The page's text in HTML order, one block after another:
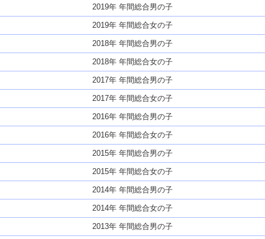
2019年 年間総合男の子
2019年 年間総合女の子
2018年 年間総合男の子
2018年 年間総合女の子
2017年 年間総合男の子
2017年 年間総合女の子
2016年 年間総合男の子
2016年 年間総合女の子
2015年 年間総合男の子
2015年 年間総合女の子
2014年 年間総合男の子
2014年 年間総合女の子
2013年 年間総合男の子